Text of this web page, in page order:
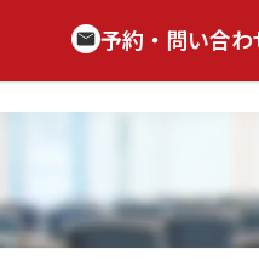
予約・問い合わ